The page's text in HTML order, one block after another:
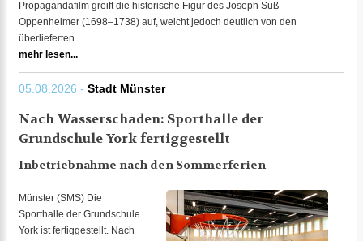
Propagandafilm greift die historische Figur des Joseph Süß
Oppenheimer (1698–1738) auf, weicht jedoch deutlich von den
überlieferten...
mehr lesen...
05.08.2026 - Stadt Münster
Nach Wasserschaden: Sporthalle der
Grundschule York fertiggestellt
Inbetriebnahme nach den Sommerferien
Münster (SMS) Die
Sporthalle der Grundschule
York ist fertiggestellt. Nach